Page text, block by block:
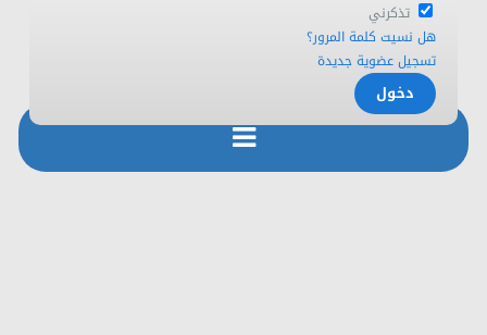
تذكرني
هل نسيت كلمة المرور؟
تسجيل عضوية جديدة